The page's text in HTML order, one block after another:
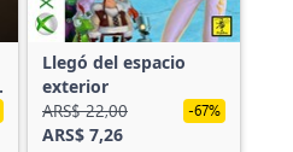
Llegó del espacio
exterior
ARS$ 22,00
ARS$ 7,26
-67%